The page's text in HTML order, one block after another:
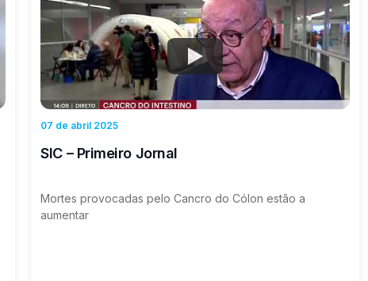
enfrente esta doença sozinho.
Watch
07 de abril 2025
SIC – Primeiro Jornal
Mortes provocadas pelo Cancro do Cólon estão a
aumentar